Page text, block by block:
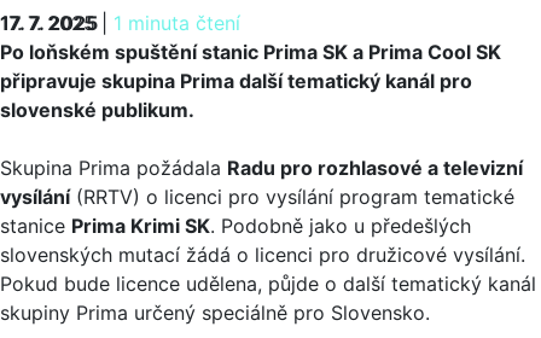
17. 7. 2025 1 minuta čtení
17. 7. 2025
Po loňském spuštění stanic Prima SK a Prima Cool SK
připravuje skupina Prima další tematický kanál pro
slovenské publikum.
Skupina Prima požádala Radu pro rozhlasové a televizní
vysílání(RRTV) o licenci pro vysílání program tematické
stanice Prima Krimi SK. Podobně jako u předešlých
slovenských mutací žádá o licenci pro družicové vysílání.
Pokud bude licence udělena, půjde o další tematický kanál
skupiny Prima určený speciálně pro Slovensko.